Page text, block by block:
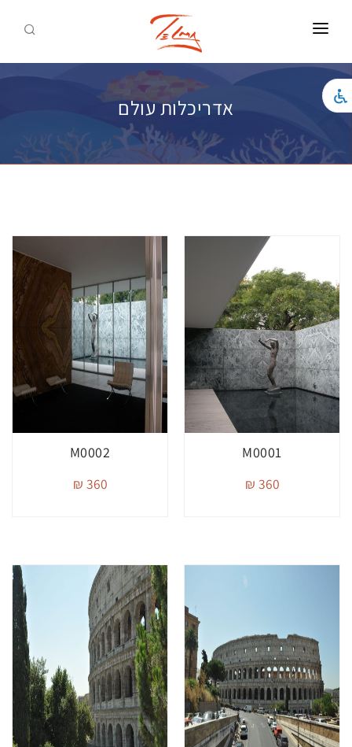
ראשי
צילומים להדפסה
אמנות להדפסה
כל המוצרים
אדריכלות עולם
M0001
360 ₪
M0002
360 ₪